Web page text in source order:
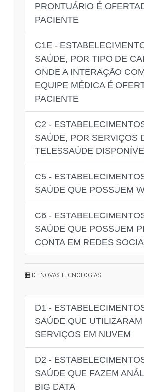
PRONTUÁRIO É
PACIENTE
C1E -
SAÚDE, POR TIPO DE
ONDE A INTERAÇÃO
EQUIPE MÉDICA É
PACIENTE
C2 -
SAÚDE, POR SERVIÇOS
TELESSAÚDE
C5 -
SAÚDE QUE POSSUEM
C6 -
SAÚDE QUE POSSUEM
CONTA EM REDES
D - NOVAS TECNOLOGIAS
D1 -
SAÚDE QUE UTILIZARAM
SERVIÇOS EM NUVEM
D2 -
SAÚDE QUE FAZEM
BIG DATA